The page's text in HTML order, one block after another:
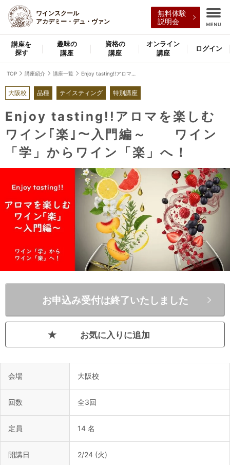
ワインスクール
アカデミー・デュ・ヴァン
無料体験
説明会
講座を
探す
趣味の
講座
資格の
講座
オンライン
講座
ログイン
TOP 講座紹介 講座一覧
大阪校 品種 テイスティング 特別講座
Enjoy tasting!!アロマを楽しむ
ワイン｢楽｣～入門編～ ワイン
「学」からワイン「楽」へ！
お気に入りに追加
お申込み受付は終了いたしました
会場 大阪校
回数 全3回
定員 14 名
開講日 2/24 (火)